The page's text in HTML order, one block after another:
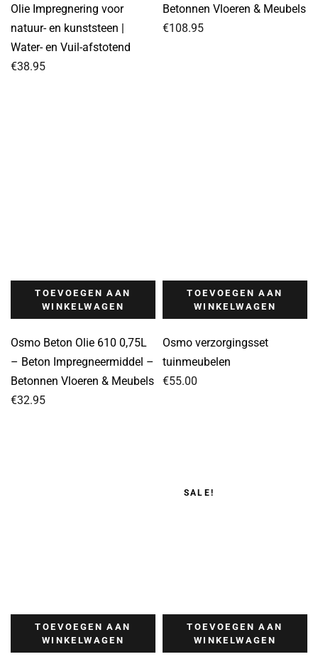
Olie Impregnering voor
natuur- en kunststeen |
Water- en Vuil-afstotend
€38.95
Betonnen Vloeren & Meubels
€108.95
TOEVOEGEN AAN
WINKELWAGEN
Osmo Beton Olie 610 0,75L
– Beton Impregneermiddel –
Betonnen Vloeren & Meubels
€32.95
TOEVOEGEN AAN
WINKELWAGEN
Osmo verzorgingsset
tuinmeubelen
€55.00
TOEVOEGEN AAN
WINKELWAGEN
SALE!
TOEVOEGEN AAN
WINKELWAGEN